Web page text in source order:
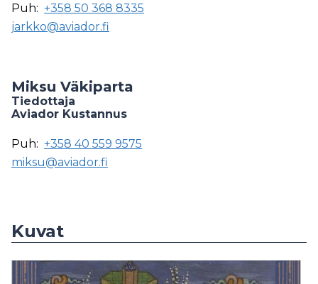
Puh: +358 50 368 8335
jarkko@aviador.fi
Miksu Väkiparta
Tiedottaja
Aviador Kustannus
Puh: +358 40 559 9575
miksu@aviador.fi
Kuvat